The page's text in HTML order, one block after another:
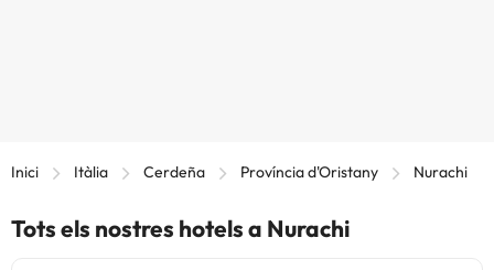
Inici Itàlia Cerdeña Província d'Oristany Nurachi
Tots els nostres hotels a Nurachi